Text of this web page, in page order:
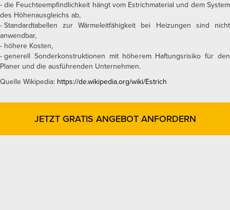
die Feuchteempfindlichkeit hängt vom Estrichmaterial und dem System
des Höhenausgleichs ab,
Standardtabellen zur Wärmeleitfähigkeit bei Heizungen sind nicht
anwendbar,
höhere Kosten,
generell Sonderkonstruktionen mit höherem Haftungsrisiko für den
Planer und die ausführenden Unternehmen.
Quelle Wikipedia: https://de.wikipedia.org/wiki/Estrich
JETZT GRATIS ANGEBOT ANFORDERN